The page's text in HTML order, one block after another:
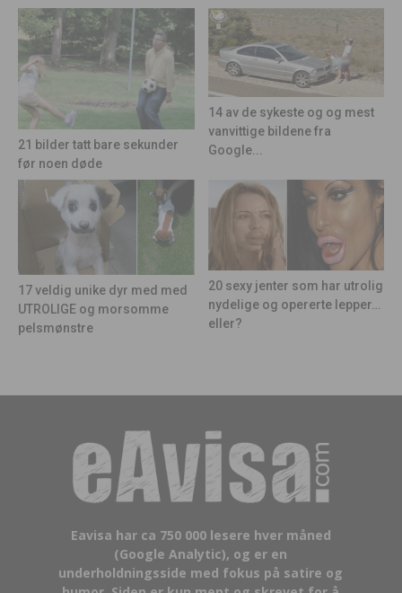
21 bilder tatt bare sekunder
før noen døde
14 av de sykeste og og mest
vanvittige bildene fra
Google...
17 veldig unike dyr med med
UTROLIGE og morsomme
pelsmønstre
20 sexy jenter som har utrolig
nydelige og opererte lepper…
eller?
Eavisa har ca 750 000 lesere hver måned
(Google Analytic), og er en
underholdningsside med fokus på satire og